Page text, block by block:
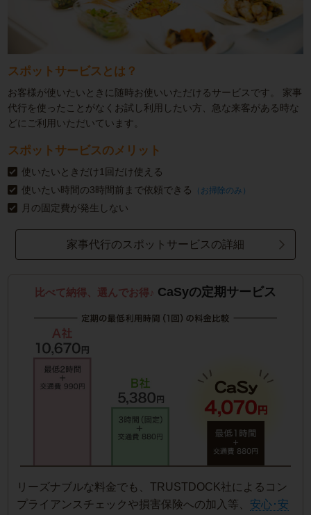
スポットサービスとは？
お客様が使いたいときに随時お使いいただけるサービスです。
家事
代行を使ったことがなくお試し利用したい方、急な来客がある時な
どにご利用いただいています。
スポットサービスのメリット
使いたいときだけ1回だけ使える
使いたい時間の3時間前まで依頼できる
（お掃除のみ）
月の固定費が発生しない
家事代行のスポットサービスの詳細
比べて納得、選んでお得♪ CaSyの定期サービス
リーズナブルな料金でも、TRUSTDOCK社によるコン
プライアンスチェックや損害保険への加入等、 安心･安